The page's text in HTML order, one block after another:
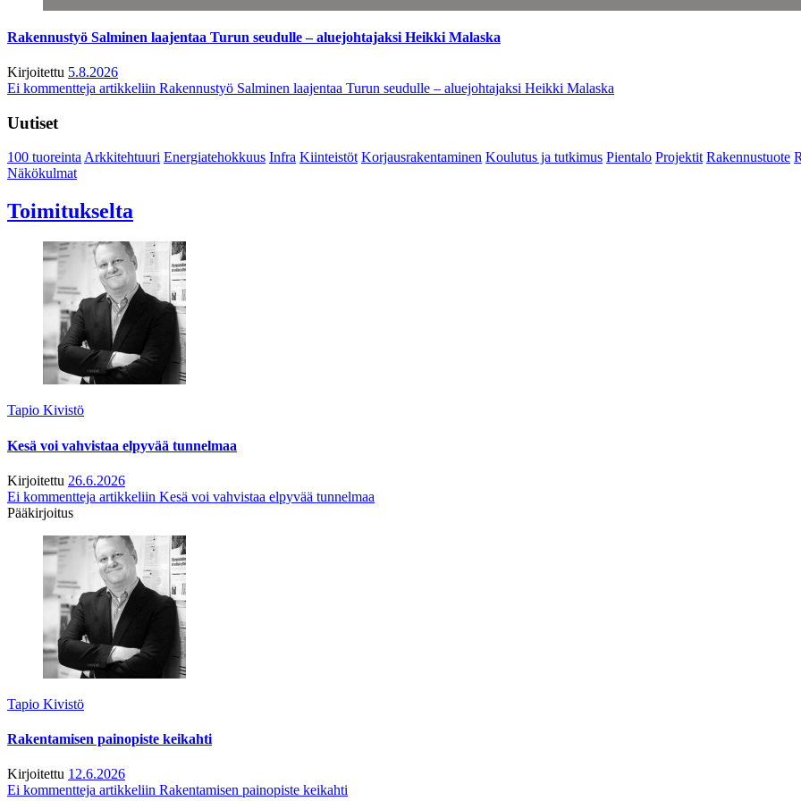
Rakennustyö Salminen laajentaa Turun seudulle – aluejohtajaksi Heikki Malaska
Kirjoitettu 5.8.2026
Ei kommentteja artikkeliin Rakennustyö Salminen laajentaa Turun seudulle – aluejohtajaksi Heikki Malaska
Uutiset
100 tuoreintaArkkitehtuuri Energiatehokkuus Infra Kiinteistöt Korjausrakentaminen Koulutus ja tutkimus Pientalo Projektit Rakennustuote
Näkökulmat
Toimitukselta
Tapio Kivistö
Kesä voi vahvistaa elpyvää tunnelmaa
Kirjoitettu 26.6.2026
Ei kommentteja artikkeliin Kesä voi vahvistaa elpyvää tunnelmaa
Pääkirjoitus
Tapio Kivistö
Rakentamisen painopiste keikahti
Kirjoitettu 12.6.2026
Ei kommentteja artikkeliin Rakentamisen painopiste keikahti